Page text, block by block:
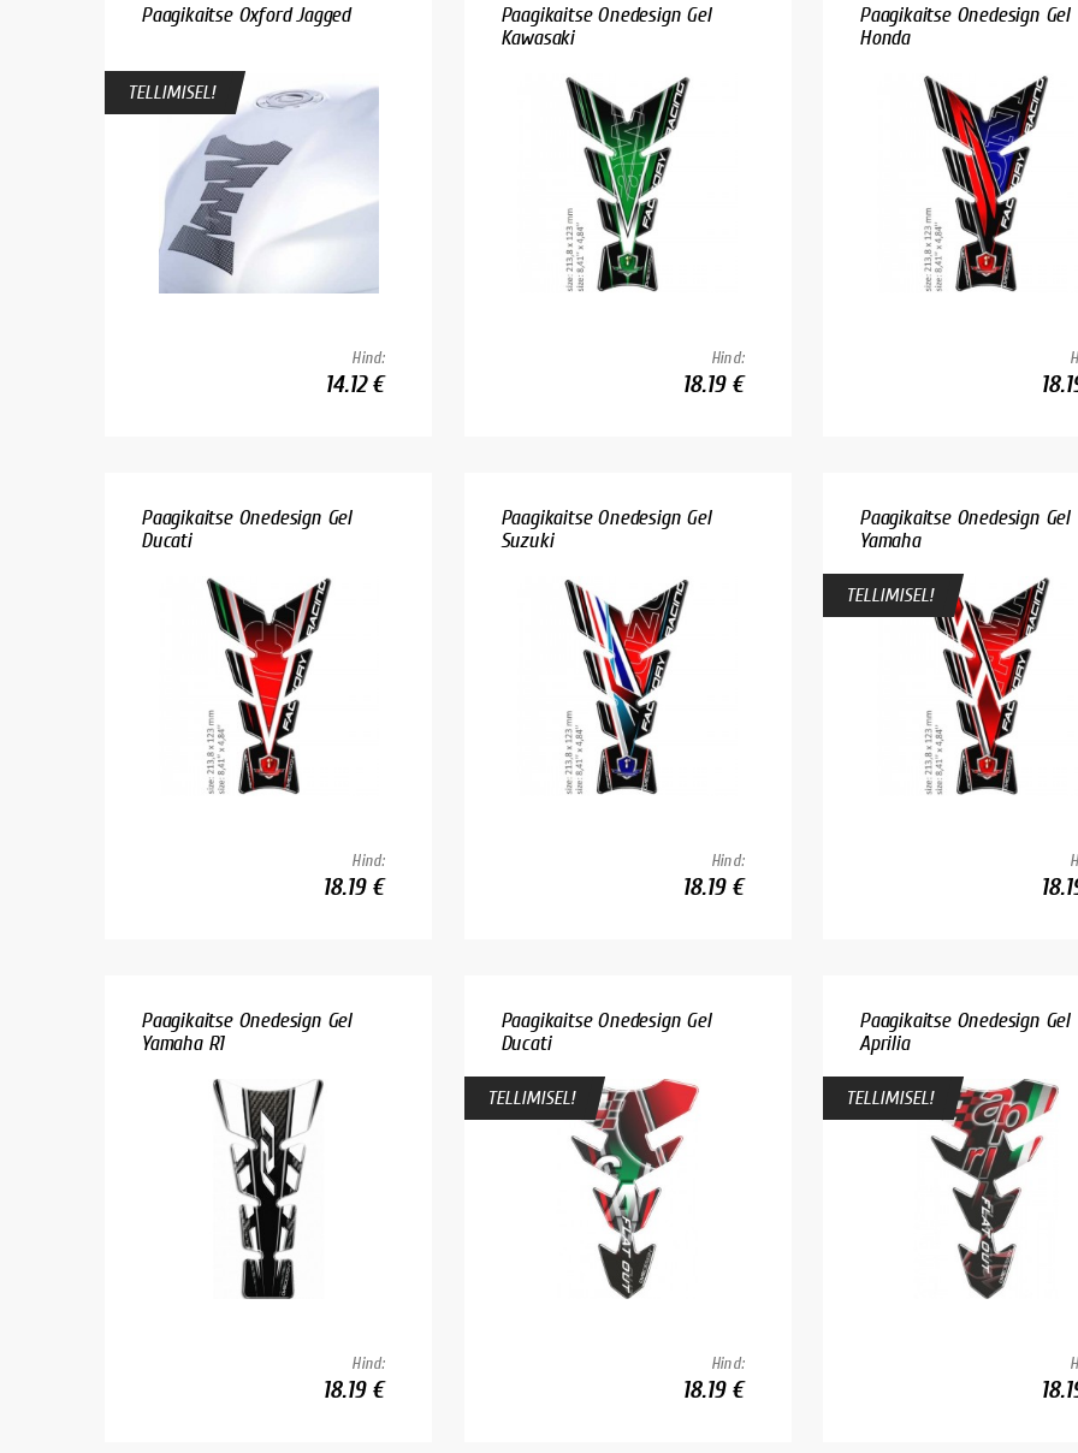
Paagikaitse Oxford Jagged
TELLIMISEL!
Hind:
14.12 €
Paagikaitse Onedesign Gel
Kawasaki
Hind:
18.19 €
Paagikaitse Onedesign Gel
Honda
Paagikaitse Onedesign Gel
Ducati
Hind:
18.19 €
Paagikaitse Onedesign Gel
Suzuki
Hind:
18.19 €
Paagikaitse Onedesign Gel
Yamaha
TELLIMISEL!
Paagikaitse Onedesign Gel
Yamaha R1
Hind:
18.19 €
Paagikaitse Onedesign Gel
Ducati
TELLIMISEL!
Hind:
18.19 €
Paagikaitse Onedesign Gel
Aprilia
TELLIMISEL!